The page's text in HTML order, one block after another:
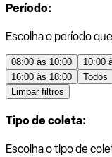
Período:
Escolha o período
08:00 às 10:00 10:00
16:00 às 18:00
Todos
Limpar filtros
Tipo de coleta:
Escolha o tipo de